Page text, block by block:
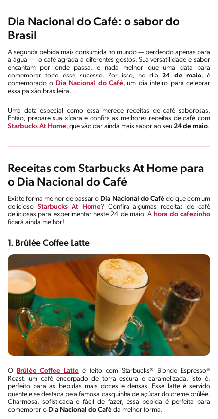
Dia Nacional do Café: o sabor do
Brasil
A segunda bebida mais consumida no mundo — perdendo apenas para
a água —, o café agrada a diferentes gostos. Sua versatilidade e sabor
encantam por onde passa, e nada melhor que uma data para
comemorar todo esse sucesso. Por isso, no dia 24 de maio, é
comemorado o Dia Nacional do Café, um dia inteiro para celebrar
essa paixão brasileira.
Uma data especial como essa merece receitas de café saborosas.
Então, prepare sua xícara e confira as melhores receitas de café com
Starbucks At Home, que vão dar ainda mais sabor ao seu 24 de maio.
Receitas com Starbucks At Home para
o Dia Nacional do Café
Existe forma melhor de passar o Dia Nacional do Café do que com um
delicioso Starbucks At Home? Confira algumas receitas de café
deliciosas para experimentar neste 24 de maio. A hora do cafezinho
ficará ainda melhor!
1. Brûlée Coffee Latte
O Brûlée Coffee Latte é feito com Starbucks® Blonde Espresso®
Roast, um café encorpado de torra escura e caramelizada, isto é,
perfeito para as bebidas mais doces e densas. Esse latte é servido
quente e se destaca pela famosa casquinha de açúcar do creme brûlée.
Charmosa, sofisticada e fácil de fazer, essa bebida é perfeita para
comemorar o Dia Nacional do Café da melhor forma.